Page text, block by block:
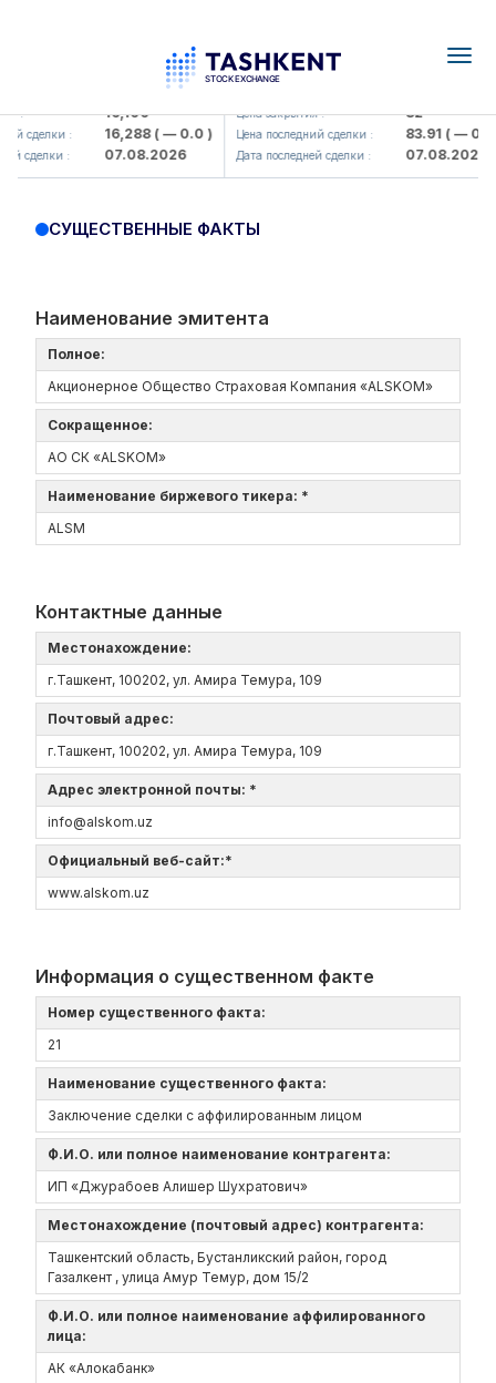
: 16,100
сделки : 16,288( — 0.0 )
сделки : 07.08.2026
KFSK (<Kafolat sug'urta
Цена закрытия : 82
Цена последний сделки : 83.91( — 0.0 )
Дата последней сделки : 07.08.2026
СУЩЕСТВЕННЫЕ ФАКТЫ
Наименование эмитента
Полное:
Акционерное Общество Страховая Компания «ALSKOM»
Сокращенное:
АО СК «ALSKOM»
Наименование биржевого тикера: *
ALSM
Контактные данные
Местонахождение:
г.Ташкент, 100202, ул. Амира Темура, 109
Почтовый адрес:
г.Ташкент, 100202, ул. Амира Темура, 109
Адрес электронной почты: *
info@alskom.uz
Официальный веб-сайт:*
www.alskom.uz
Информация о существенном факте
Номер существенного факта:
21
Наименование существенного факта:
Заключение сделки с аффилированным лицом
Ф.И.О. или полное наименование контрагента:
ИП «Джурабоев Алишер Шухратович»
Местонахождение (почтовый адрес) контрагента:
Ташкентский область, Бустанликский район, город
Газалкент , улица Амур Темур, дом 15/2
Ф.И.О. или полное наименование аффилированного
лица:
АК «Алокабанк»